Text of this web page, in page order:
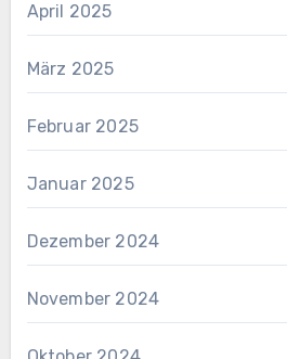
April 2025
März 2025
Februar 2025
Januar 2025
Dezember 2024
November 2024